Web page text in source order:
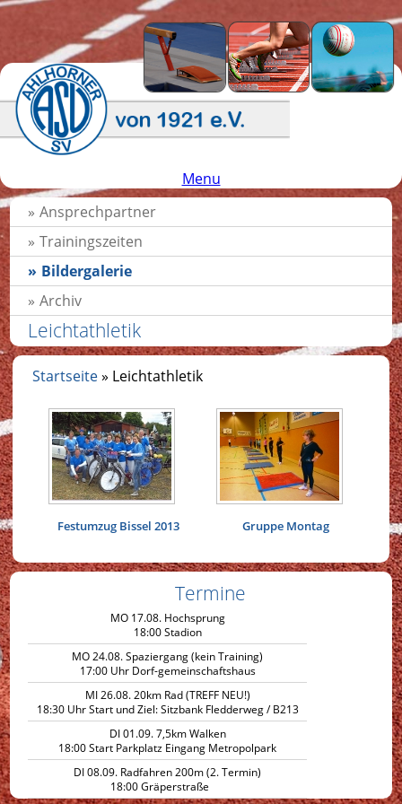
Menu
Ansprechpartner
Trainingszeiten
Bildergalerie
Archiv
Leichtathletik
Startseite» Leichtathletik
Festumzug Bissel 2013 Gruppe Montag
Termine
MO 17.08. Hochsprung
18:00 Stadion
MO 24.08. Spaziergang (kein Training)
17:00 Uhr Dorf-gemeinschaftshaus
MI 26.08. 20km Rad (TREFF NEU!)
18:30 Uhr Start und Ziel: Sitzbank Fledderweg / B213
DI 01.09. 7,5km Walken
18:00 Start Parkplatz Eingang Metropolpark
DI 08.09. Radfahren 200m (2. Termin)
18:00 Gräperstraße